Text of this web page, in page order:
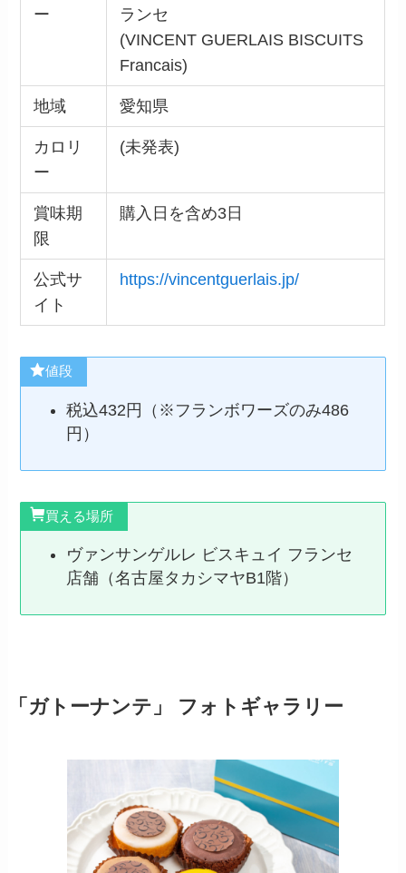
ー
ランセ
(VINCENT GUERLAIS BISCUITS
Francais)
地域 愛知県
カロリ
ー
(未発表)
賞味期
限
購入日を含め3日
公式サ
イト
https://vincentguerlais.jp/
値段
税込432円（※フランボワーズのみ486
円）
買える場所
ヴァンサンゲルレ ビスキュイ フランセ
店舗（名古屋タカシマヤB1階）
「ガトーナンテ」 フォトギャラリー